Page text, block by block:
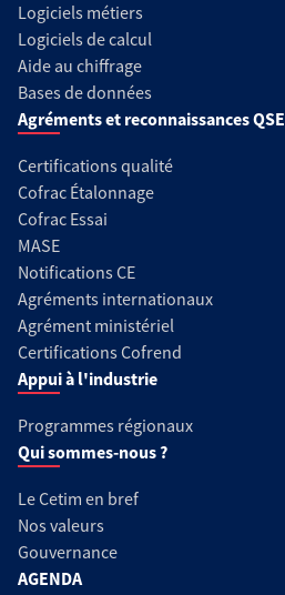
Logiciels métiers
Logiciels de calcul
Aide au chiffrage
Bases de données
Agréments et reconnaissances QSE
Certifications qualité
Cofrac Étalonnage
Cofrac Essai
MASE
Notifications CE
Agréments internationaux
Agrément ministériel
Certifications Cofrend
Appui à l'industrie
Programmes régionaux
Qui sommes-nous ?
Le Cetim en bref
Nos valeurs
Gouvernance
AGENDA